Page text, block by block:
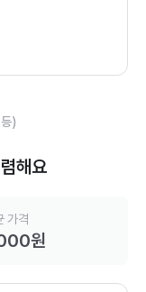
)
해요
가격
원